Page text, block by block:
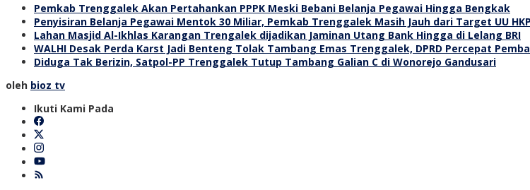
Pemkab Trenggalek Akan Pertahankan PPPK Meski Bebani Belanja Pegawai Hingga Bengkak
Penyisiran Belanja Pegawai Mentok 30 Miliar, Pemkab Trenggalek Masih Jauh dari Target UU
Lahan Masjid Al-Ikhlas Karangan Trengalek dijadikan Jaminan Utang Bank Hingga di Lelang BRI
WALHI Desak Perda Karst Jadi Benteng Tolak Tambang Emas Trenggalek, DPRD Percepat
Diduga Tak Berizin, Satpol-PP Trenggalek Tutup Tambang Galian C di Wonorejo Gandusari
oleh bioz tv
Ikuti Kami Pada